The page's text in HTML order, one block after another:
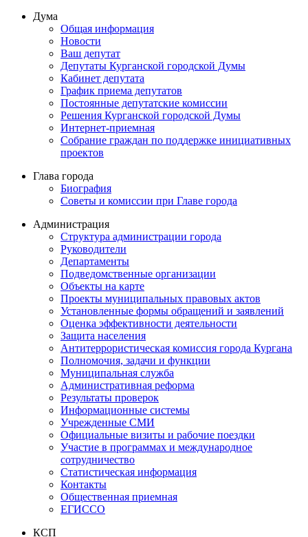
Дума
Общая информация
Новости
Ваш депутат
Депутаты Курганской городской Думы
Кабинет депутата
График приема депутатов
Постоянные депутатские комиссии
Решения Курганской городской Думы
Интернет-приемная
Собрание граждан по поддержке инициативных
проектов
Глава города
Биография
Советы и комиссии при Главе города
Администрация
Структура администрации города
Руководители
Департаменты
Подведомственные организации
Объекты на карте
Проекты муниципальных правовых актов
Установленные формы обращений и заявлений
Оценка эффективности деятельности
Защита населения
Антитеррористическая комиссия города Кургана
Полномочия, задачи и функции
Муниципальная служба
Административная реформа
Результаты проверок
Информационные системы
Учрежденные СМИ
Официальные визиты и рабочие поездки
Участие в программах и международное
сотрудничество
Статистическая информация
Контакты
Общественная приемная
ЕГИССО
КСП